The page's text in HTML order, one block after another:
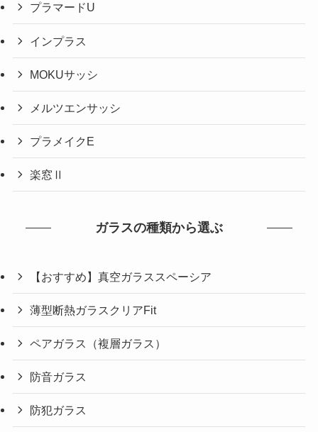
プラマードU
インプラス
MOKUサッシ
メルツエンサッシ
プラメイクE
楽窓Ⅱ
ガラスの種類から選ぶ
【おすすめ】真空ガラススペーシア
薄型断熱ガラスクリアFit
ペアガラス（複層ガラス）
防音ガラス
防犯ガラス